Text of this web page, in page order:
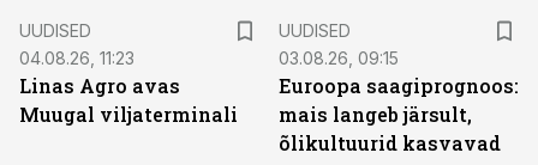
UUDISED
04.08.26, 11:23
Linas Agro avas
Muugal viljaterminali
UUDISED
03.08.26, 09:15
Euroopa saagiprognoos:
mais langeb järsult,
õlikultuurid kasvavad